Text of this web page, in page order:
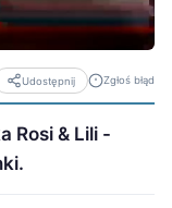
Udostępnij Zgłoś błąd
Rosi & Lili -